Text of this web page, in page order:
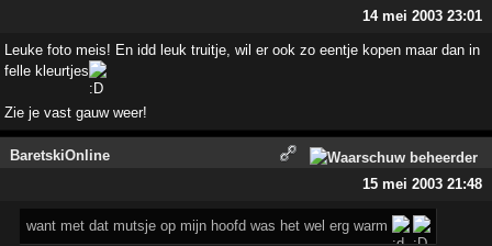
14 mei 2003 23:01
Leuke foto meis! En idd leuk truitje, wil er ook zo eentje kopen maar dan in
felle kleurtjes
Zie je vast gauw weer!
BaretskiOnline
15 mei 2003 21:48
want met dat mutsje op mijn hoofd was het wel erg warm